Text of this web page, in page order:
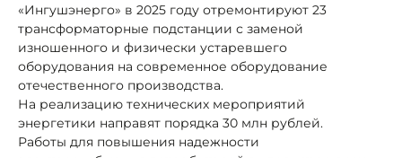
«Ингушэнерго» в 2025 году отремонтируют 23
трансформаторные подстанции с заменой
изношенного и физически устаревшего
оборудования на современное оборудование
отечественного производства.
На реализацию технических мероприятий
энергетики направят порядка 30 млн рублей.
Работы для повышения надежности